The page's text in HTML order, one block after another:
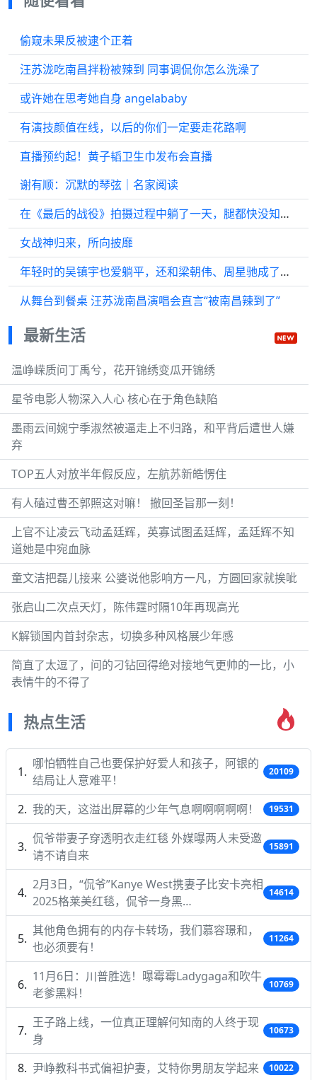
偷窥未果反被逮个正着
汪苏泷吃南昌拌粉被辣到 同事调侃你怎么洗澡了
或许她在思考她自身 angelababy
有演技颜值在线，以后的你们一定要走花路啊
直播预约起！黄子韬卫生巾发布会直播
谢有顺：沉默的琴弦｜名家阅读
在《最后的战役》拍摄过程中躺了一天，腿都快没知觉了
女战神归来，所向披靡
年轻时的吴镇宇也爱躺平，还和梁朝伟、周星驰成了牌友
从舞台到餐桌 汪苏泷南昌演唱会直言“被南昌辣到了”
最新生活
温峥嵘质问丁禹兮，花开锦绣变瓜开锦绣
星爷电影人物深入人心 核心在于角色缺陷
墨雨云间婉宁季淑然被逼走上不归路，和平背后遭世人嫌
弃
TOP五人对放半年假反应，左航苏新皓愣住
有人磕过曹丕郭照这对嘛！ 撤回圣旨那一刻！
上官不让凌云飞动孟廷辉，英寡试图孟廷辉，孟廷辉不知
道她是中宛血脉
童文洁把磊儿接来 公婆说他影响方一凡，方圆回家就挨呲
张启山二次点天灯，陈伟霆时隔10年再现高光
K解锁国内首封杂志，切换多种风格展少年感
简直了太逗了，问的刁钻回得绝对接地气更帅的一比，小
表情牛的不得了
热点生活
哪怕牺牲自己也要保护好爱人和孩子，阿银的
结局让人意难平！
20109
我的天，这溢出屏幕的少年气息啊啊啊啊啊！ 19531
侃爷带妻子穿透明衣走红毯 外媒曝两人未受邀
请不请自来
15891
2月3日，“侃爷”Kanye West携妻子比安卡亮相
2025格莱美红毯，侃爷一身黑…
14614
其他角色拥有的内存卡转场，我们慕容璟和，
也必须要有！
11264
11月6日：川普胜选！曝霉霉Ladygaga和吹牛
老爹黑料！
10769
王子路上线，一位真正理解何知南的人终于现
身
10673
尹峥教科书式偏袒护妻，艾特你男朋友学起来 10022